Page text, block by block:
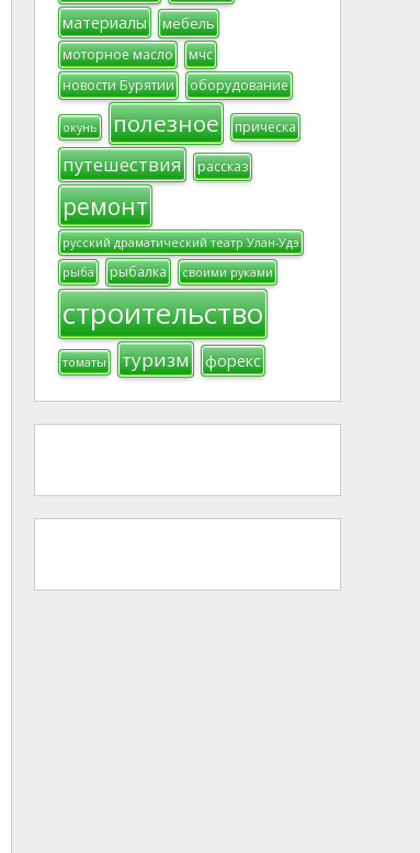
материалы мебель
моторное масло
мчс
новости Бурятии
оборудование
окунь полезное прическа
путешествия рассказ
ремонт
русский драматический театр Улан-Удэ
рыба
рыбалка своими руками
строительство
томаты туризм форекс